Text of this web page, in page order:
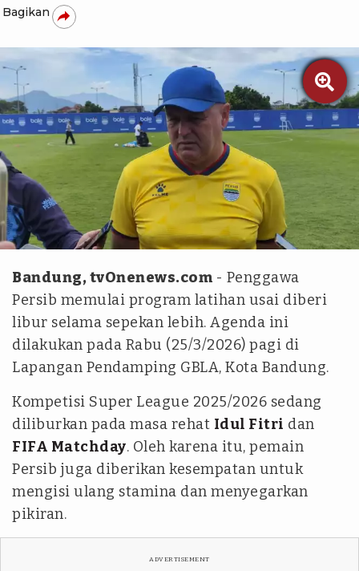
Bagikan

tvOnenews-Dwi RB
Bandung, tvOnenews.com - Penggawa
Persib memulai program latihan usai diberi
libur selama sepekan lebih. Agenda ini
dilakukan pada Rabu (25/3/2026) pagi di
Lapangan Pendamping GBLA, Kota Bandung.
Kompetisi Super League 2025/2026 sedang
diliburkan pada masa rehat Idul Fitri dan
FIFA Matchday. Oleh karena itu, pemain
Persib juga diberikan kesempatan untuk
mengisi ulang stamina dan menyegarkan
pikiran.
ADVERTISEMENT